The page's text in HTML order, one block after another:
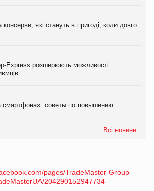
консерви, які стануть в пригоді, коли довго
Express розширюють можливості
смартфонах: советы по повышению
Всі новини